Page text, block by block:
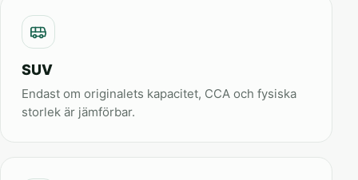
SUV
Endast om originalets kapacitet, CCA och fysiska
storlek är jämförbar.